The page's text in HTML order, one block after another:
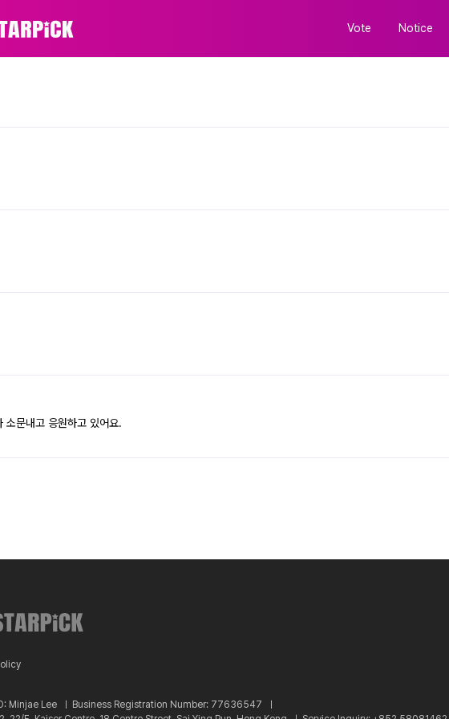
Vote Notice
소문내고 응원하고 있어요.
Minjae Lee ㅣ Business Registration Number: 77636547 ㅣ